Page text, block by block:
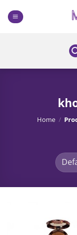
content
Home /